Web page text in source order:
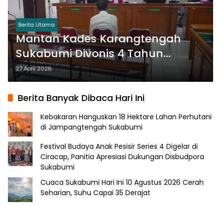
Berita Utama
Mantan Kades Karangtengah
Sukabumi Divonis 4 Tahun
Penjara, Dana BLT Dipakai untuk
Nyaleg
27 April 2026
Berita Banyak Dibaca Hari Ini
Kebakaran Hanguskan 18 Hektare Lahan Perhutani
di Jampangtengah Sukabumi
Festival Budaya Anak Pesisir Series 4 Digelar di
Ciracap, Panitia Apresiasi Dukungan Disbudpora
Sukabumi
Cuaca Sukabumi Hari Ini 10 Agustus 2026 Cerah
Seharian, Suhu Capai 35 Derajat